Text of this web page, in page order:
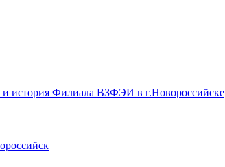
и история Филиала ВЗФЭИ в г.Новороссийске